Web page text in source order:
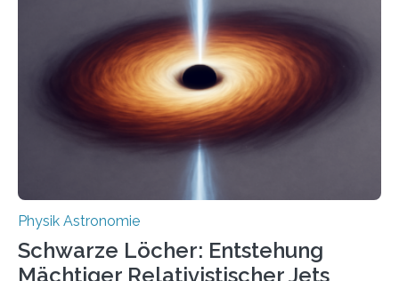
Quantenmotoren voranbringen. Das
Wissenschaftsjournal Science Advances veröffentlichte
die Herleitung. (DOI: 10.1126/sciadv.adw8462)
Verbrennungsmotoren oder Dampfturbinen sind
Wärmekraftmaschinen: Sie wandeln thermische
Energie in mechanische Bewegung um – oder anders
ausgedrückt, Wärme in Bewegung. In
quantenmechanischen Experimenten ist es in den…
Physik Astronomie
Schwarze Löcher: Entstehung
Mächtiger Relativistischer Jets